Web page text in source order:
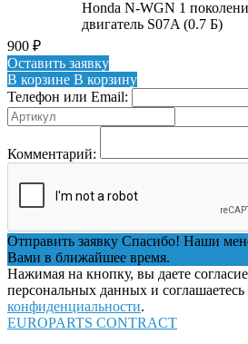
Honda N-WGN 1
двигатель S07A (0.7 Б)
900 ₽
Оставить заявку
В корзине В корзину
Телефон или Email:
Комментарий:
Отправить заявку Спасибо! Наши
Вами в ближайшее время.
Нажимая на кнопку, вы даете
персональных данных и соглашаетесь
конфиденциальности.
EUROPARTS CONTRACT